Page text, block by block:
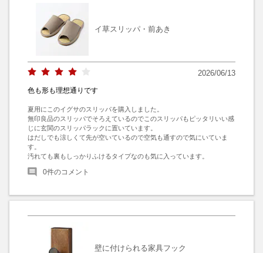
イ草スリッパ・前あき
2026/06/13
色も形も理想通りです
夏用にこのイグサのスリッパを購入しました。
無印良品のスリッパでそろえているのでこのスリッパもピッタリいい感
じに玄関のスリッパラックに置いています。
はだしでも涼しくて先が空いているので空気も通すので気にいていま
す。
汚れても裏もしっかりふけるタイプなのも気に入っています。
0件のコメント
壁に付けられる家具フック